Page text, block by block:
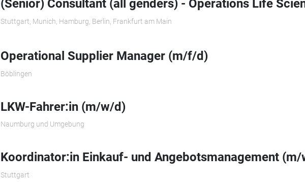
(Senior) Consultant (all genders) - Operations Life
Stuttgart, Munich, Hamburg, Berlin, Frankfurt am Main
Operational Supplier Manager (m/f/d)
Böblingen
LKW-Fahrer:in (m/w/d)
Naumburg und Umgebung
Koordinator:in Einkauf- und Angebotsmanagement
Stuttgart